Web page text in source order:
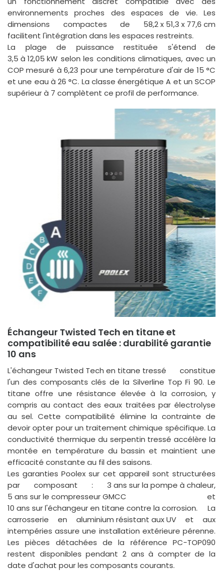
environnements proches des espaces de vie. Les
dimensions compactes de 58,2 x 51,3 x 77,6 cm
facilitent l'intégration dans les espaces restreints.
La plage de puissance restituée s'étend de
3,5 à 12,05 kW selon les conditions climatiques, avec un
COP mesuré à 6,23 pour une température d'air de 15 °C
et une eau à 26 °C. La classe énergétique A et un SCOP
supérieur à 7 complètent ce profil de performance.
Échangeur Twisted Tech en titane et
compatibilité eau salée : durabilité garantie
10 ans
L'échangeur Twisted Tech en titane tressé constitue
l'un des composants clés de la Silverline Top Fi 90. Le
titane offre une résistance élevée à la corrosion, y
compris au contact des eaux traitées par électrolyse
au sel. Cette compatibilité élimine la contrainte de
devoir opter pour un traitement chimique spécifique. La
conductivité thermique du serpentin tressé accélère la
montée en température du bassin et maintient une
efficacité constante au fil des saisons.
Les garanties Poolex sur cet appareil sont structurées
par composant : 3 ans sur la pompe à chaleur,
5 ans sur le compresseur GMCC et
10 ans sur l'échangeur en titane contre la corrosion. La
carrosserie en aluminium résistant aux UV et aux
intempéries assure une installation extérieure pérenne.
Les pièces détachées de la référence PC-TOP090
restent disponibles pendant 2 ans à compter de la
date d'achat pour les composants courants.